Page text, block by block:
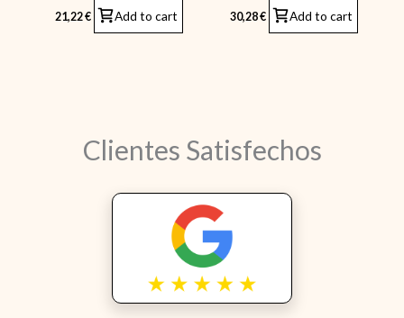
21,22€ Add to cart 30,28€ Add to cart
Clientes Satisfechos